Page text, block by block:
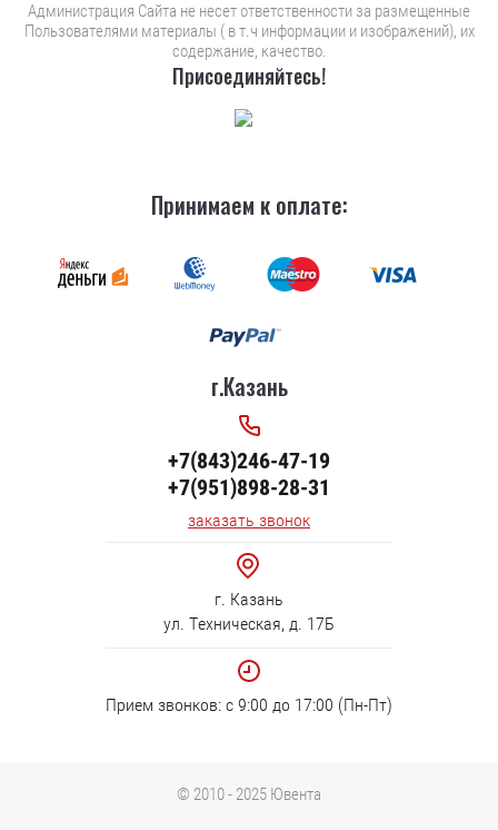
Администрация Сайта не несет ответственности за размещенные
Пользователями материалы ( в т.ч информации и изображений), их
содержание, качество.
Присоединяйтесь!
Принимаем к оплате:
г.Казань
+7(843)246-47-19
+7(951)898-28-31
заказать звонок
г. Казань
ул. Техническая, д. 17Б
Прием звонков: с 9:00 до 17:00 (Пн-Пт)
© 2010 - 2025 Ювента